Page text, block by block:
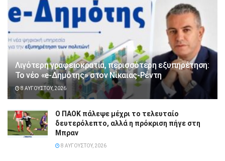
Λιγότερη γραφειοκρατία, περισσότερη εξυπηρέτηση:
Το νέο «e-Δημότης» στον Νίκαιας-Ρέντη
8 ΑΥΓΟΎΣΤΟΥ, 2026
Ο ΠΑΟΚ πάλεψε μέχρι το τελευταίο
δευτερόλεπτο, αλλά η πρόκριση πήγε στη
Μπραν
8 ΑΥΓΟΎΣΤΟΥ, 2026